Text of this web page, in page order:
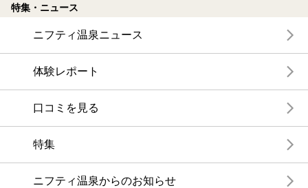
特集・ニュース
ニフティ温泉ニュース
体験レポート
口コミを見る
特集
ニフティ温泉からのお知らせ